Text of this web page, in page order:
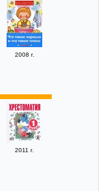
2008 г.
2011 г.